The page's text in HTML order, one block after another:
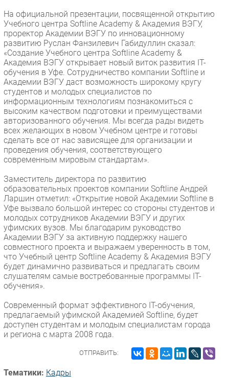
РАЗДЕЛЫ
Новости
Аналитика
Интервью
Мероприятия
Проекты
IT класс
Тестовый стенд
Каталог компаний
На официальной презентации, посвященной открытию
Учебного центра Softline Academy & Академия ВЭГУ,
проректор Академии ВЭГУ по инновационному
развитию Руслан Фанзилевич Габидуллин сказал:
«Создание Учебного центра Softline Academy &
Академия ВЭГУ открывает новый виток развития IT-
обучения в Уфе. Сотрудничество компании Softline и
Академии ВЭГУ даст возможность широкому кругу
студентов и молодых специалистов по
информационным технологиям познакомиться с
высоким качеством подготовки и преимуществами
авторизованного обучения. Мы всегда рады видеть
всех желающих в новом Учебном центре и готовы
сделать все от нас зависящее для организации и
проведения обучения, соответствующего
современным мировым стандартам».
Заместитель директора по развитию
образовательных проектов компании Softline Андрей
Ларшин отметил: «Открытие новой Академии Softline в
Уфе вызвало большой интерес со стороны студентов и
молодых сотрудников Академии ВЭГУ и других
уфимских вузов. Мы благодарим руководство
Академии ВЭГУ за активную поддержку нашего
совместного проекта и выражаем уверенность в том,
что Учебный центр Softline Academy & Академия ВЭГУ
будет динамично развиваться и предлагать своим
слушателям самые востребованные программы IT-
обучения».
Современный формат эффективного IT-обучения,
предлагаемый уфимской Академией Softline, будет
доступен студентам и молодым специалистам города
и региона c марта 2008 года.
ОТПРАВИТЬ:
Тематики: Кадры